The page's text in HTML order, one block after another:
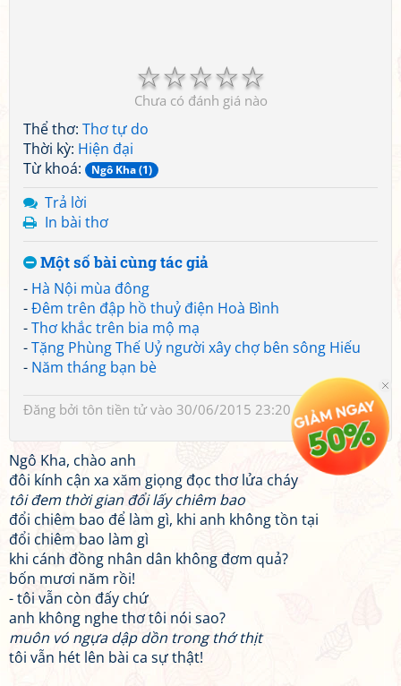
☆
☆
☆
☆
☆
Chưa có đánh giá nào
Thể thơ: Thơ tự do
Thời kỳ: Hiện đại
Từ khoá:
Ngô Kha (1)
Trả lời
In bài thơ
Một số bài cùng tác giả
- Hà Nội mùa đông
-Đêm trên đập hồ thuỷ điện Hoà Bình
-Thơ khắc trên bia mộ mạ
-Tặng Phùng Thế Uỷ người xây chợ bên sông Hiếu
- Năm tháng bạn bè
Đăng bởi tôn tiền tửvào 30/06/2015 23:20
Ngô Kha, chào anh
đôi kính cận xa xăm giọng đọc thơ lửa cháy
tôi đem thời gian đổi lấy chiêm bao
đổi chiêm bao để làm gì, khi anh không tồn tại
đổi chiêm bao làm gì
khi cánh đồng nhân dân không đơm quả?
bốn mươi năm rồi!
- tôi vẫn còn đấy chứ
anh không nghe thơ tôi nói sao?
muôn vó ngựa dập dồn trong thớ thịt
tôi vẫn hét lên bài ca sự thật!